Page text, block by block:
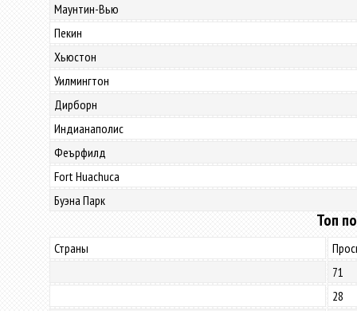
Маунтин-Вью
Пекин
Хьюстон
Уилмингтон
Дирборн
Индианаполис
Феърфилд
Fort Huachuca
Буэна Парк
Топ
Страны
71
28